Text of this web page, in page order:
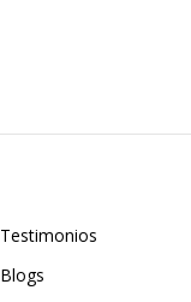
Testimonios
Blogs